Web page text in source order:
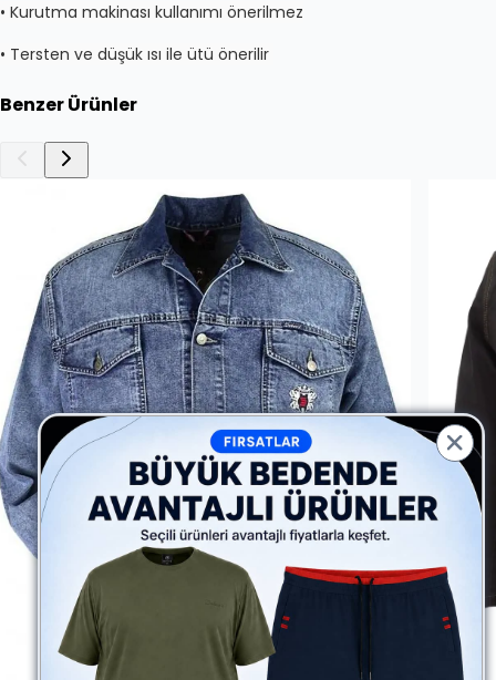
• Kurutma makinası kullanımı önerilmez
• Tersten ve düşük ısı ile ütü önerilir
Benzer Ürünler